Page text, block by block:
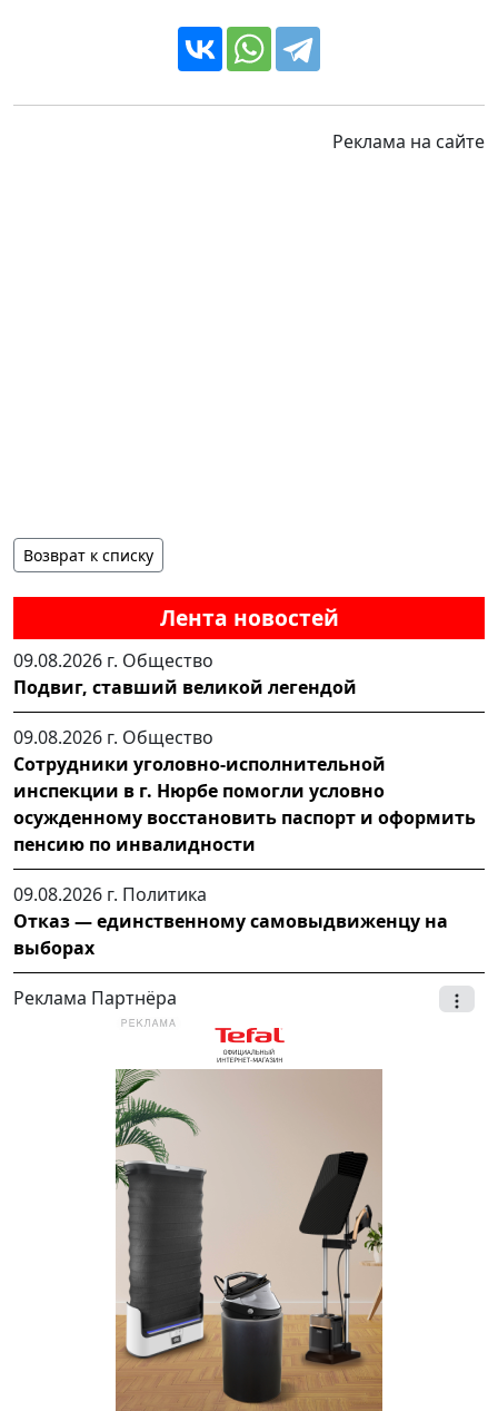
Лента новостей
09.08.2026 г. Общество
Подвиг, ставший великой легендой
09.08.2026 г. Общество
Сотрудники уголовно-исполнительной
инспекции в г. Нюрбе помогли условно
осужденному восстановить паспорт и оформить
пенсию по инвалидности
09.08.2026 г. Политика
Отказ — единственному самовыдвиженцу на
выборах
Реклама Партнёра
Реклама на сайте
Возврат к списку